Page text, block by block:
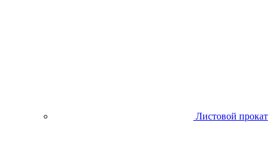
Листовой прокат